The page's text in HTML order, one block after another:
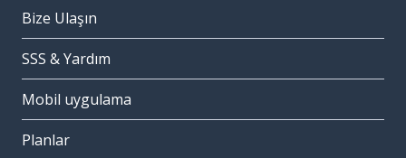
Bize Ulaşın
SSS & Yardım
Mobil uygulama
Planlar